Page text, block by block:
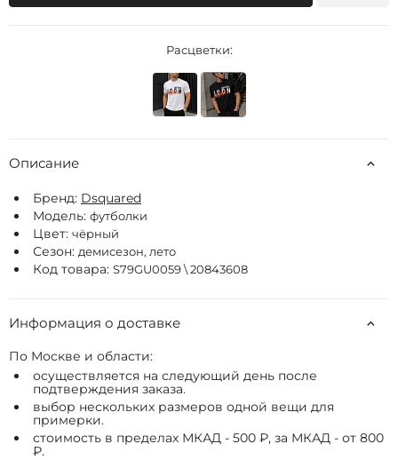
Расцветки:
Описание
Бренд: Dsquared
Модель: футболки
Цвет: чёрный
Сезон: демисезон, лето
Код товара: S79GU0059 \ 20843608
Информация о доставке
По Москве и области:
осуществляется на следующий день после
подтверждения заказа.
выбор нескольких размеров одной вещи для
примерки.
стоимость в пределах МКАД - 500 ₽, за МКАД - от 800
₽.